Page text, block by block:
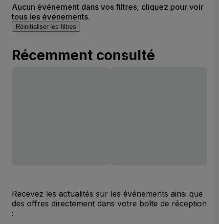
Aucun événement dans vos filtres, cliquez pour voir
tous les événements.
Réinitialiser les filtres
Récemment consulté
Recevez les actualités sur les événements ainsi que
des offres directement dans votre boîte de réception
: